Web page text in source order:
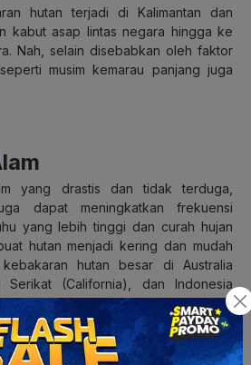
hutan terjadi di Kalimantan dan
kabut asap lintas negara hingga ke
Nah, selain disebabkan oleh faktor
musim kemarau panjang juga
yang drastis dan tidak terduga,
dapat meningkatkan frekuensi
yang lebih tinggi dan curah hujan
hutan menjadi kering dan mudah
hutan besar di Australia
Serikat (California), dan Indonesia
menciptakan badai topan
suhu di kutub dan pegunungan